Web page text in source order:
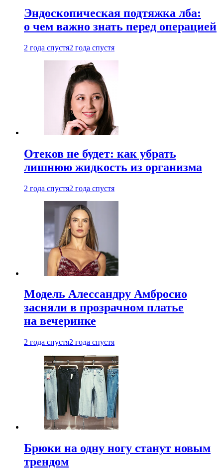
Эндоскопическая подтяжка лба:
о чем важно знать перед операцией
2 года спустя2 года спустя
Отеков не будет: как убрать
лишнюю жидкость из организма
2 года спустя2 года спустя
Модель Алессандру Амбросио
засняли в прозрачном платье
на вечеринке
2 года спустя2 года спустя
Брюки на одну ногу станут новым
трендом